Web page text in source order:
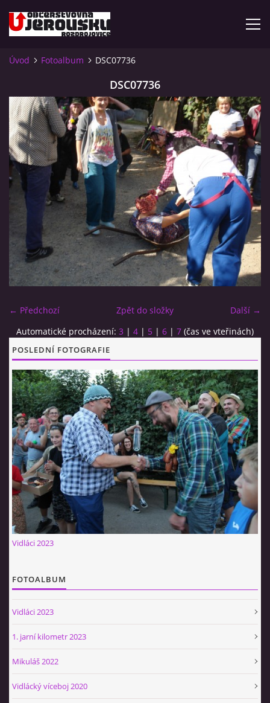
KDE NÁS NAJDETE?
VIDLÁCKÝ VÍCEBOJ 2023 - VIDEO
OTEVÍRACÍ DOBA
VIDLÁCKÝ VÍCEBOJ 2020 - ČLÁNEK Z ROZDROJOVICKÉ
DRBNY 4/2020
VIDLÁCKÝ VÍCEBOJ 2020 - VIDEO
CO SI U NÁS DÁTE?
STUDENÁ KUCHYNĚ
FOTOALBUM
CESTA KOLEM SVĚTA 2014 - VIDEO
VIDLÁCKÝ VÍCEBOJ 2023
CENÍK
Šafránka 182E
petr.jerousek@vinium.cz
Úvod Fotoalbum DSC07736
DSC07736
← Předchozí Další →
Zpět do složky
Automatické procházení: 3 | 4 | 5 | 6 | 7 (čas ve vteřinách)
POSLEDNÍ FOTOGRAFIE
Vidláci 2023
FOTOALBUM
Vidláci 2023
1. jarní kilometr 2023
Mikuláš 2022
Vidlácký víceboj 2020